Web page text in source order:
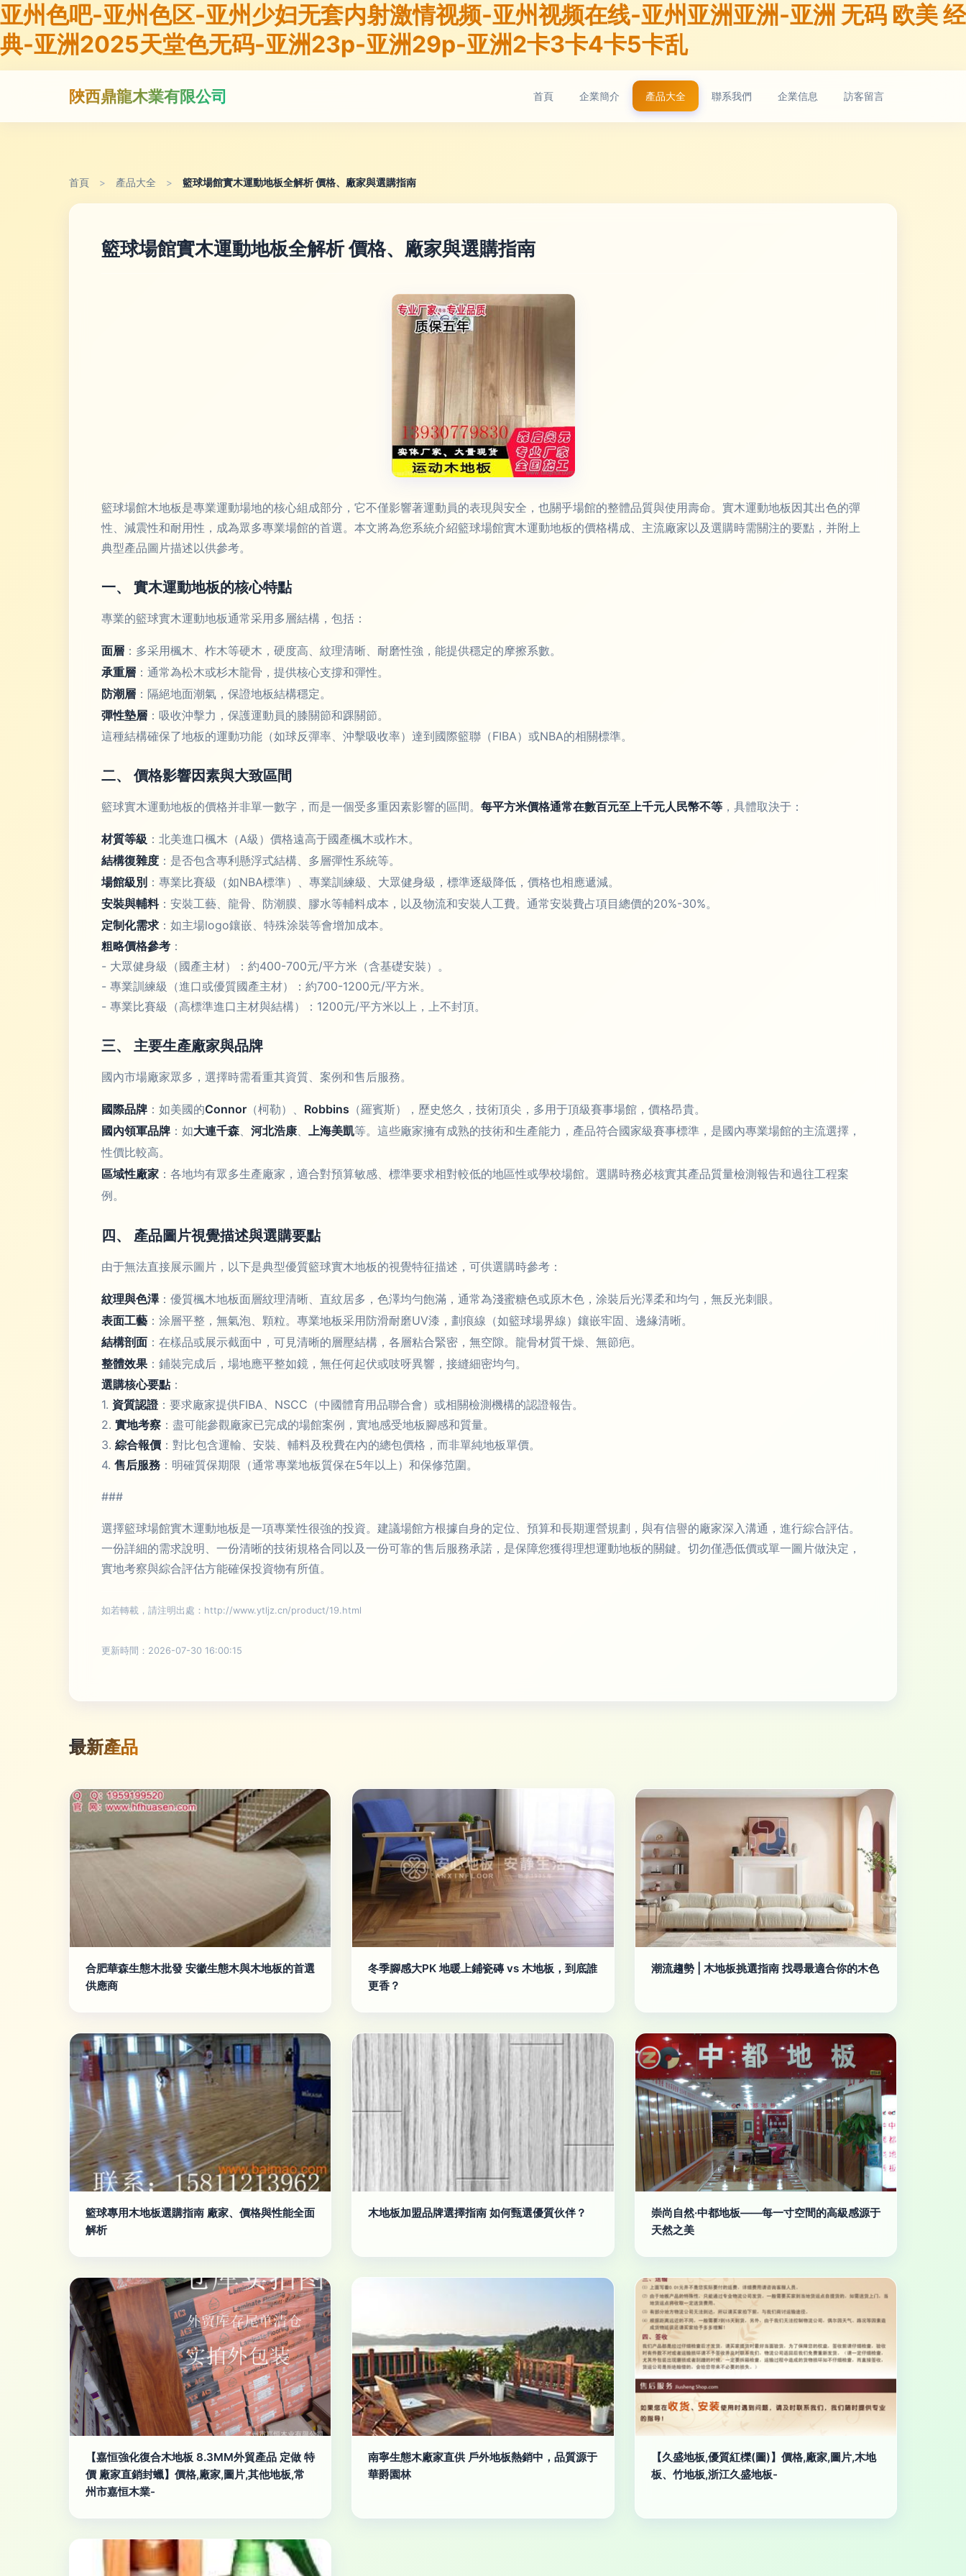
亚州色吧-亚州色区-亚州少妇无套内射激情视频-亚州视频在线-亚州亚洲亚洲-亚洲 无码 欧美 经
典-亚洲2025天堂色无码-亚洲23p-亚洲29p-亚洲2卡3卡4卡5卡乱
陜西鼎龍木業有限公司 首頁 企業簡介 產品大全 聯系我們 企業信息 訪客留言
首頁 > 產品大全 > 籃球場館實木運動地板全解析 價格、廠家與選購指南
籃球場館實木運動地板全解析 價格、廠家與選購指南
籃球場館木地板是專業運動場地的核心組成部分，它不僅影響著運動員的表現與安全，也關乎場館的整體品質與使用壽命。實木運動地板因其出色的彈
性、減震性和耐用性，成為眾多專業場館的首選。本文將為您系統介紹籃球場館實木運動地板的價格構成、主流廠家以及選購時需關注的要點，并附上
典型產品圖片描述以供參考。
一、 實木運動地板的核心特點
專業的籃球實木運動地板通常采用多層結構，包括：
面層 ：多采用楓木、柞木等硬木，硬度高、紋理清晰、耐磨性強，能提供穩定的摩擦系數。
承重層 ：通常為松木或杉木龍骨，提供核心支撐和彈性。
防潮層 ：隔絕地面潮氣，保證地板結構穩定。
彈性墊層 ：吸收沖擊力，保護運動員的膝關節和踝關節。
這種結構確保了地板的運動功能（如球反彈率、沖擊吸收率）達到國際籃聯（FIBA）或NBA的相關標準。
二、 價格影響因素與大致區間
籃球實木運動地板的價格并非單一數字，而是一個受多重因素影響的區間。 每平方米價格通常在數百元至上千元人民幣不等 ，具體取決于：
材質等級 ：北美進口楓木（A級）價格遠高于國產楓木或柞木。
結構復雜度 ：是否包含專利懸浮式結構、多層彈性系統等。
場館級別 ：專業比賽級（如NBA標準）、專業訓練級、大眾健身級，標準逐級降低，價格也相應遞減。
安裝與輔料：安裝工藝、龍骨、防潮膜、膠水等輔料成本，以及物流和安裝人工費。通常安裝費占項目總價的20%-30%。
定制化需求 ：如主場logo鑲嵌、特殊涂裝等會增加成本。
粗略價格參考 ：
- 大眾健身級（國產主材）：約400-700元/平方米（含基礎安裝）。
- 專業訓練級（進口或優質國產主材）：約700-1200元/平方米。
- 專業比賽級（高標準進口主材與結構）：1200元/平方米以上，上不封頂。
三、 主要生產廠家與品牌
國內市場廠家眾多，選擇時需看重其資質、案例和售后服務。
國際品牌 ：如美國的Connor （柯勒）、 Robbins （羅賓斯），歷史悠久，技術頂尖，多用于頂級賽事場館，價格昂貴。
國內領軍品牌 ：如大連千森、 河北浩康、 上海美凱等。這些廠家擁有成熟的技術和生產能力，產品符合國家級賽事標準，是國內專業場館的主流選擇，
性價比較高。
區域性廠家 ：各地均有眾多生產廠家，適合對預算敏感、標準要求相對較低的地區性或學校場館。選購時務必核實其產品質量檢測報告和過往工程案
例。
四、 產品圖片視覺描述與選購要點
由于無法直接展示圖片，以下是典型優質籃球實木地板的視覺特征描述，可供選購時參考：
紋理與色澤：優質楓木地板面層紋理清晰、直紋居多，色澤均勻飽滿，通常為淺蜜糖色或原木色，涂裝后光澤柔和均勻，無反光刺眼。
表面工藝 ：涂層平整，無氣泡、顆粒。專業地板采用防滑耐磨UV漆，劃痕線（如籃球場界線）鑲嵌牢固、邊緣清晰。
結構剖面 ：在樣品或展示截面中，可見清晰的層壓結構，各層粘合緊密，無空隙。龍骨材質干燥、無節疤。
整體效果 ：鋪裝完成后，場地應平整如鏡，無任何起伏或吱呀異響，接縫細密均勻。
選購核心要點：
1. 資質認證：要求廠家提供FIBA、NSCC（中國體育用品聯合會）或相關檢測機構的認證報告。
2. 實地考察 ：盡可能參觀廠家已完成的場館案例，實地感受地板腳感和質量。
3. 綜合報價 ：對比包含運輸、安裝、輔料及稅費在內的總包價格，而非單純地板單價。
4. 售后服務 ：明確質保期限（通常專業地板質保在5年以上）和保修范圍。
###
選擇籃球場館實木運動地板是一項專業性很強的投資。建議場館方根據自身的定位、預算和長期運營規劃，與有信譽的廠家深入溝通，進行綜合評估。
一份詳細的需求說明、一份清晰的技術規格合同以及一份可靠的售后服務承諾，是保障您獲得理想運動地板的關鍵。切勿僅憑低價或單一圖片做決定，
實地考察與綜合評估方能確保投資物有所值。
如若轉載，請注明出處：http://www.ytljz.cn/product/19.html
更新時間：2026-07-30 16:00:15
最新產品
合肥華森生態木批發 安徽生態木與木地板的首選
供應商
冬季腳感大PK 地暖上鋪瓷磚 vs 木地板，到底誰
更香？
潮流趨勢 | 木地板挑選指南 找尋最適合你的木色
籃球專用木地板選購指南 廠家、價格與性能全面
解析
木地板加盟品牌選擇指南 如何甄選優質伙伴？
崇尚自然·中都地板——每一寸空間的高級感源于
天然之美
【嘉恒強化復合木地板 8.3MM外貿產品 定做 特
價 廠家直銷封蠟】價格,廠家,圖片,其他地板,常
州市嘉恒木業-
南寧生態木廠家直供 戶外地板熱銷中，品質源于
華爵園林
【久盛地板,優質紅櫟(圖)】價格,廠家,圖片,木地
板、竹地板,浙江久盛地板-